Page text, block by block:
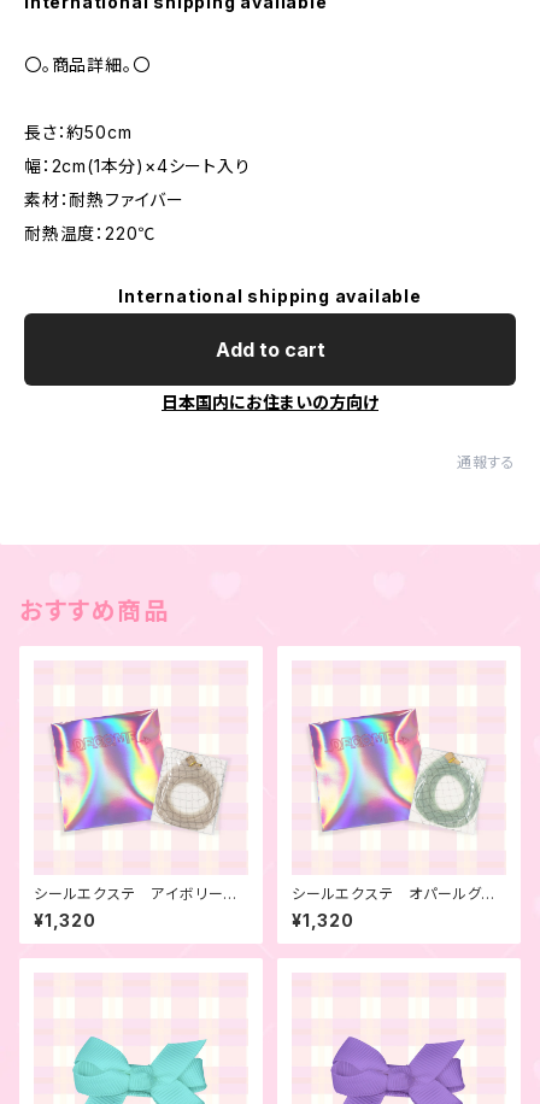
〇。商品詳細。〇
長さ：約50cm
幅：2cm(1本分)×4シート入り
素材：耐熱ファイバー
耐熱温度：220℃
International shipping available
Add to cart
日本国内にお住まいの方向け
通報する
おすすめ商品
シールエクステ アイボリー
4本セット
¥1,320
シールエクステ オパールグリ
ーン 4本セット
¥1,320